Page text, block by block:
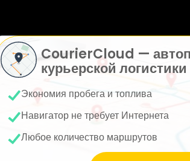
CourierCloud —
курьерской логистики
Экономия пробега и топлива
Навигатор не требует Интернета
Любое количество маршрутов